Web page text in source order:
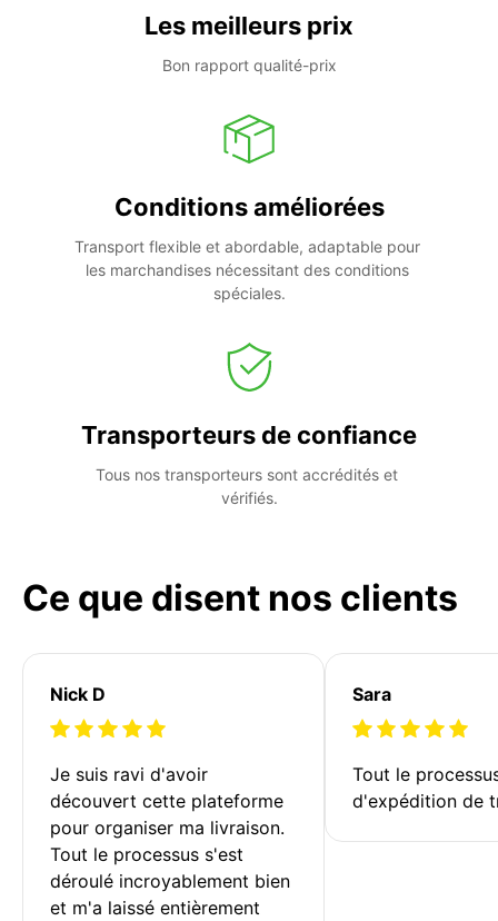
Les meilleurs prix
Bon rapport qualité-prix
Conditions améliorées
Transport flexible et abordable, adaptable pour
les marchandises nécessitant des conditions
spéciales.
Transporteurs de confiance
Tous nos transporteurs sont accrédités et
vérifiés.
Ce que disent nos clients
Nick D
Je suis ravi d'avoir
découvert cette plateforme
pour organiser ma livraison.
Tout le processus s'est
déroulé incroyablement bien
et m'a laissé entièrement
Sara
Tout le
d'expédition de